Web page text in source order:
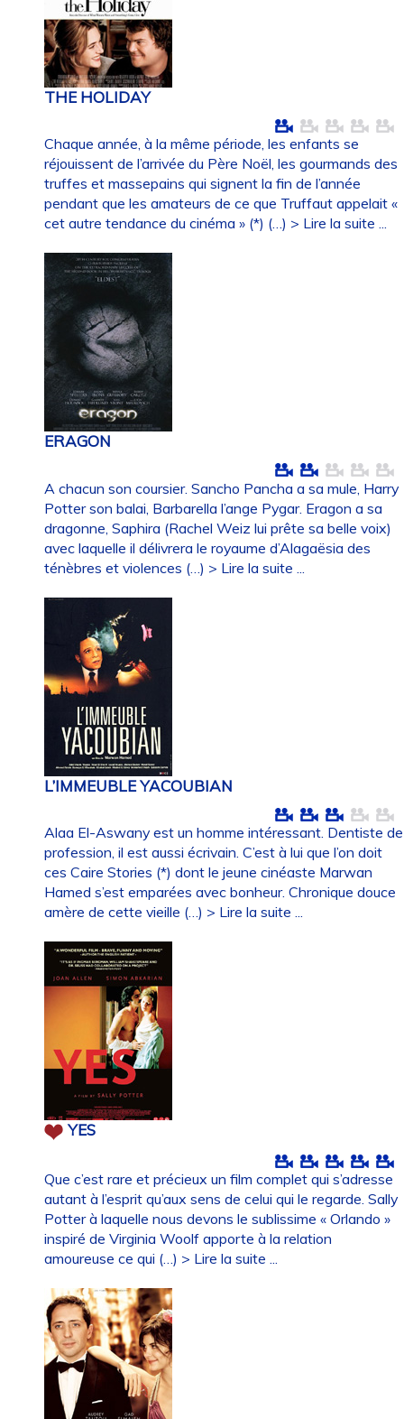
THE HOLIDAY
Chaque année, à la même période, les enfants se
réjouissent de l’arrivée du Père Noël, les gourmands des
truffes et massepains qui signent la fin de l’année
pendant que les amateurs de ce que Truffaut appelait «
cet autre tendance du cinéma » (*) (…) > Lire la suite ...
ERAGON
A chacun son coursier. Sancho Pancha a sa mule, Harry
Potter son balai, Barbarella l’ange Pygar. Eragon a sa
dragonne, Saphira (Rachel Weiz lui prête sa belle voix)
avec laquelle il délivrera le royaume d’Alagaësia des
ténèbres et violences (…) > Lire la suite ...
L’IMMEUBLE YACOUBIAN
Alaa El-Aswany est un homme intéressant. Dentiste de
profession, il est aussi écrivain. C’est à lui que l’on doit
ces Caire Stories (*) dont le jeune cinéaste Marwan
Hamed s’est emparées avec bonheur. Chronique douce
amère de cette vieille (…) > Lire la suite ...
YES
Que c’est rare et précieux un film complet qui s’adresse
autant à l’esprit qu’aux sens de celui qui le regarde. Sally
Potter à laquelle nous devons le sublissime « Orlando »
inspiré de Virginia Woolf apporte à la relation
amoureuse ce qui (…) > Lire la suite ...